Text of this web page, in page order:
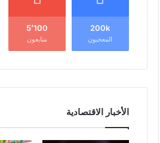
200k
المعجبون
5٬100
متابعون
الأخبار الاقتصادية